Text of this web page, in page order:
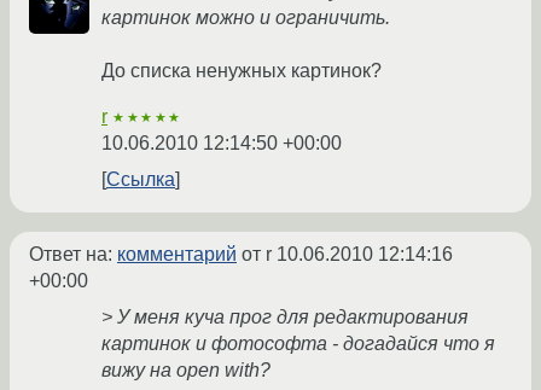
картинок можно и ограничить.
До списка ненужных картинок?
r ★★★★★
10.06.2010 12:14:50 +00:00
Ссылка
Ответ на: комментарий от r 10.06.2010 12:14:16
+00:00
> У меня куча прог для редактирования
картинок и фотософта - догадайся что я
вижу на open with?